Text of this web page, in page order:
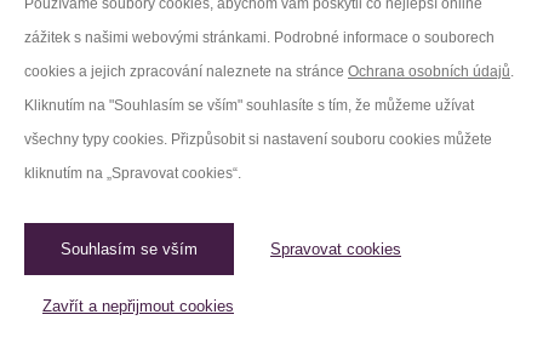
Používáme soubory cookies, abychom vám poskytli co nejlepší online
zážitek s našimi webovými stránkami. Podrobné informace o souborech
cookies a jejich zpracování naleznete na stránce Ochrana osobních údajů.
Kliknutím na "Souhlasím se vším" souhlasíte s tím, že můžeme užívat
všechny typy cookies. Přizpůsobit si nastavení souboru cookies můžete
kliknutím na „Spravovat cookies“.
Souhlasím se vším Spravovat cookies
Zavřít a nepřijmout cookies
Facebook Youtube
LinkedIn
Spravovat cookies